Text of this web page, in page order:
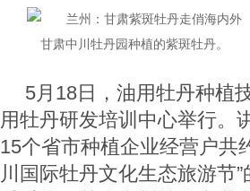
甘肃中川牡丹园种植的紫斑牡丹。
5月18日，油用牡丹种植
用牡丹研发培训中心举行。
15个省市种植企业经营户共
川国际牡丹文化生态旅游节